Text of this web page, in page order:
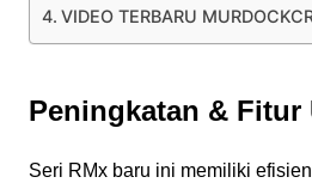
VIDEO TERBARU
Peningkatan & Fitur
Seri RMx baru ini memiliki